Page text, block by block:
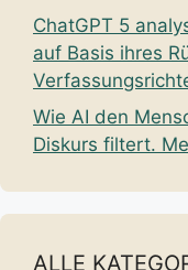
ChatGPT 5
auf Basis ihres
Wie AI den
Diskurs filtert.
ALLE